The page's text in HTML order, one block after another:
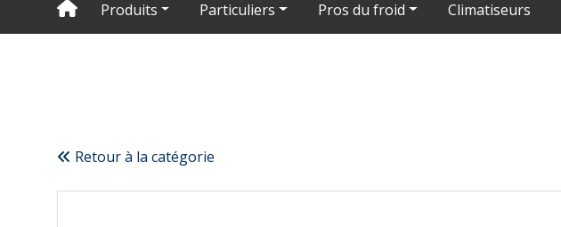
Produits Particuliers Pros du froid Climatiseurs
Retour à la catégorie